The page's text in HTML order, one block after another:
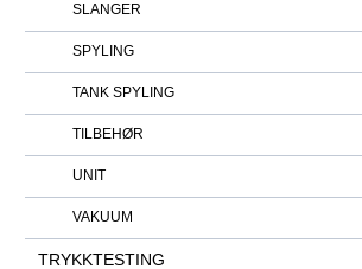
SLANGER
SPYLING
TANK SPYLING
TILBEHØR
UNIT
VAKUUM
TRYKKTESTING